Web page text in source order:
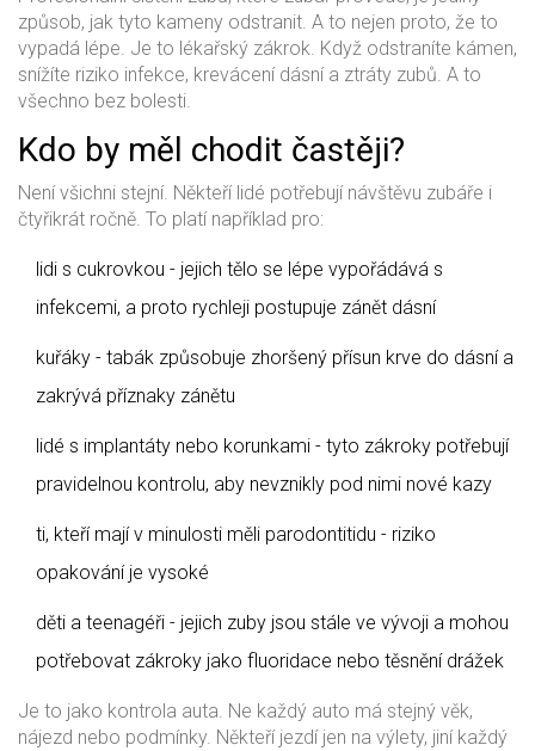
způsob, jak tyto kameny odstranit. A to nejen proto, že to
vypadá lépe. Je to lékařský zákrok. Když odstraníte kámen,
snížíte riziko infekce, krevácení dásní a ztráty zubů. A to
všechno bez bolesti.
Kdo by měl chodit častěji?
Není všichni stejní. Někteří lidé potřebují návštěvu zubáře i
čtyřikrát ročně. To platí například pro:
lidi s cukrovkou - jejich tělo se lépe vypořádává s
infekcemi, a proto rychleji postupuje zánět dásní
kuřáky - tabák způsobuje zhoršený přísun krve do dásní a
zakrývá příznaky zánětu
lidé s implantáty nebo korunkami - tyto zákroky potřebují
pravidelnou kontrolu, aby nevznikly pod nimi nové kazy
ti, kteří mají v minulosti měli parodontitidu - riziko
opakování je vysoké
děti a teenagéři - jejich zuby jsou stále ve vývoji a mohou
potřebovat zákroky jako fluoridace nebo těsnění drážek
Je to jako kontrola auta. Ne každý auto má stejný věk,
nájezd nebo podmínky. Někteří jezdí jen na výlety, jiní každý